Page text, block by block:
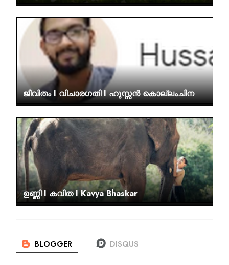
ജീവിതം I വിചാരഗതി I ഹുസ്സൻ കൊല്ലംചിന
ഉണ്ണി I കവിത I Kavya Bhaskar